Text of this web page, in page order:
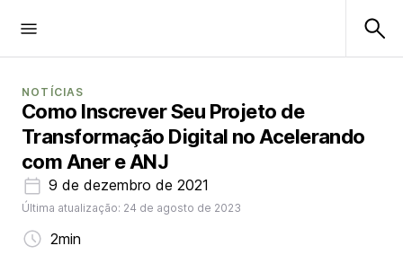
NOTÍCIAS
Como Inscrever Seu Projeto de
Transformação Digital no Acelerando
com Aner e ANJ
9 de dezembro de 2021
Última atualização: 24 de agosto de 2023
2min